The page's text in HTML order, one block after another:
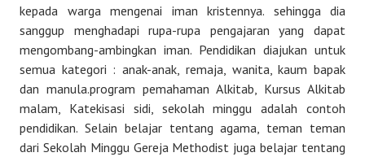
kepada warga mengenai iman kristennya. sehingga dia
sanggup menghadapi rupa-rupa pengajaran yang dapat
mengombang-ambingkan iman. Pendidikan diajukan untuk
semua kategori : anak-anak, remaja, wanita, kaum bapak
dan manula.program pemahaman Alkitab, Kursus Alkitab
malam, Katekisasi sidi, sekolah minggu adalah contoh
pendidikan. Selain belajar tentang agama, teman teman
dari Sekolah Minggu Gereja Methodist juga belajar tentang